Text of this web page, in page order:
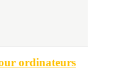
ordinateurs